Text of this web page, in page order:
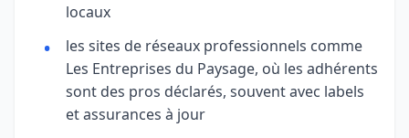
locaux
les sites de réseaux professionnels comme
Les Entreprises du Paysage, où les adhérents
sont des pros déclarés, souvent avec labels
et assurances à jour